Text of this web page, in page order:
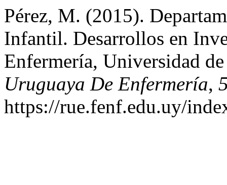
Pérez, M. (2015).
Infantil. Desarrollos en
Enfermería, Universidad
Uruguaya De Enfermería,
https://rue.fenf.edu.uy/